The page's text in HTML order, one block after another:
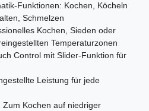
Funktionen: Kochen, Köcheln
Schmelzen
Kochen, Sieden oder
Temperaturzonen
Control mit Slider-Funktion für
Leistung für jede
Zum Kochen auf niedriger